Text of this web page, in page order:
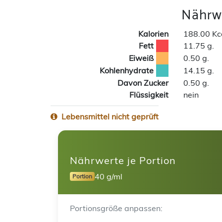
Kalorien
188.00
Fett
11.75 g.
Eiweiß
0.50 g.
Kohlenhydrate
14.15 g.
Davon Zucker
0.50 g.
Flüssigkeit
nein
Lebensmittel nicht geprüft
Nährwerte je Portion
Portion 40 g/ml
Portionsgröße anpassen: